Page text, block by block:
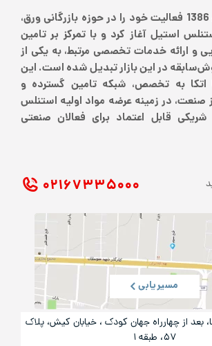
استیل رخ از سال 1386 فعالیت خود را در حوزه بازرگانی ورق،
استیل آغاز کرد و با تمرکز بر تامین
و ارائه خدمات تخصصی مرتبط، به یکی از
در این بازار تبدیل شده است. این
اتکا به تخصص، شبکه تامین گسترده و
در زمینه عرضه مواد اولیه استنلس
قابل اعتماد برای فعالان صنعتی
۰۲۱ ۶۷۳۳۵۰۰۰
مسیریابی
بعد از چهارراه جهان کودک ، خیابان کیش، پلاک
۵۷، طبقه ۱